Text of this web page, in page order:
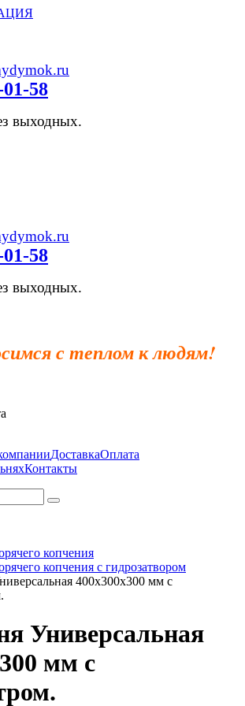
58
выходных.
58
выходных.
с теплом к людям!
ДоставкаОплата
Контакты
копчения
копчения с гидрозатвором
400х300х300 мм с
Универсальная
мм с